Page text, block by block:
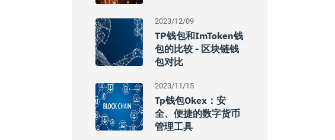
2023/12/09
TP钱包和imToken钱
包的比较 - 区块链钱
包对比
2023/11/15
Tp钱包Okex：安
全、便捷的数字货币
管理工具